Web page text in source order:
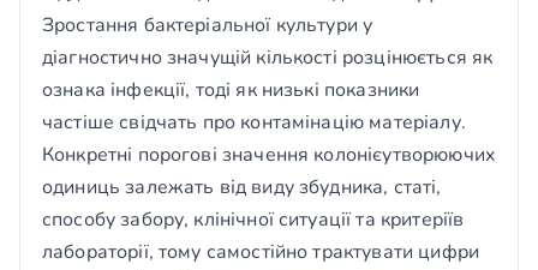
Зростання бактеріальної культури у
діагностично значущій кількості розцінюється як
ознака інфекції, тоді як низькі показники
частіше свідчать про контамінацію матеріалу.
Конкретні порогові значення колонієутворюючих
одиниць залежать від виду збудника, статі,
способу забору, клінічної ситуації та критеріїв
лабораторії, тому самостійно трактувати цифри